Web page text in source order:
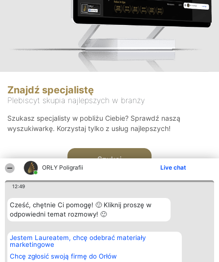
ORŁY Poligrafii Live chat
12:49
Cześć, chętnie Ci pomogę! 🙂 Kliknij proszę w
odpowiedni temat rozmowy! 🙂
Jestem Laureatem, chcę odebrać materiały
marketingowe
Chcę zgłosić swoją firmę do Orłów
Znajdź specjalistę
Plebiscyt skupia najlepszych w branży
Szukasz specjalisty w pobliżu Ciebie? Sprawdź naszą
wyszukiwarkę. Korzystaj tylko z usług najlepszych!
Szukaj
Organizator plebiscytu
Bright Side Solutions sp. z o.
o. sp. k.
ul. Ruska 22
Wrocław 50-079
Plebiscyt
Laureaci
wszystkich
Laureatów
Kontakt
Kontakt